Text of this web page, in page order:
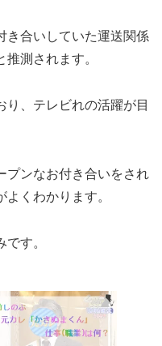
き合いしていた運送関係
測されます。
、テレビれの活躍が目
プンなお付き合いをされ
くわかります。
す。